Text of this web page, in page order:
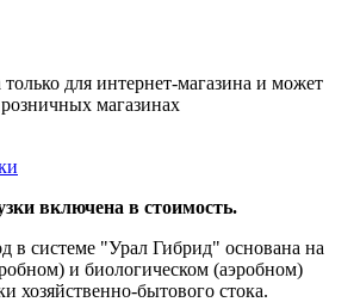
для интернет-магазина и может
магазинах
включена в стоимость.
в системе "Урал Гибрид" основана на
и биологическом (аэробном)
хозяйственно-бытового стока.